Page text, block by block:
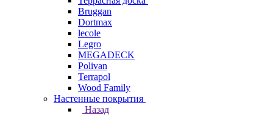
Bruggan
Dortmax
lecole
Legro
MEGADECK
Polivan
Terrapol
Wood Family
Настенные покрытия
Назад